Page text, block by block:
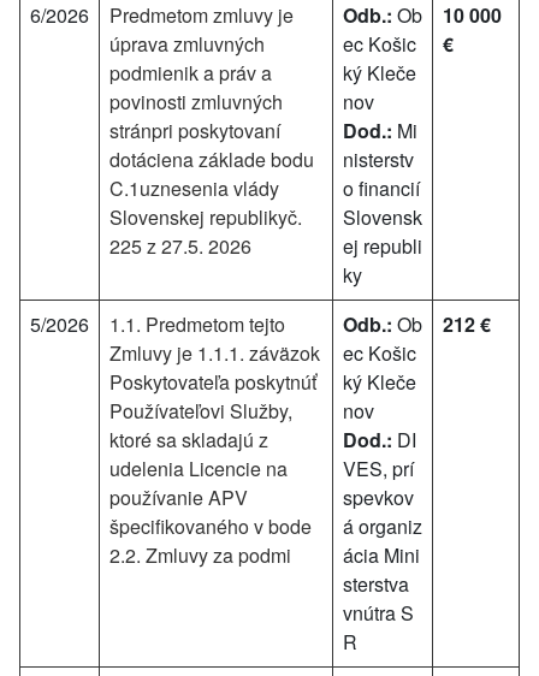
6/2026
Predmetom zmluvy je
úprava zmluvných
podmienik a práv a
povinosti zmluvných
stránpri poskytovaní
dotáciena základe bodu
C.1uznesenia vlády
Slovenskej republikyč.
225 z 27.5. 2026
Odb.: Ob
ec Košic
ký Kleče
nov
Dod.: Mi
nisterstv
o financií
Slovensk
ej republi
ky
10 000
€
5/2026
1.1. Predmetom tejto
Zmluvy je 1.1.1. záväzok
Poskytovateľa poskytnúť
Používateľovi Služby,
ktoré sa skladajú z
udelenia Licencie na
používanie APV
špecifikovaného v bode
2.2. Zmluvy za podmi
Odb.: Ob
ec Košic
ký Kleče
nov
Dod.: DI
VES, prí
spevkov
á organiz
ácia Mini
sterstva
vnútra S
R
212 €